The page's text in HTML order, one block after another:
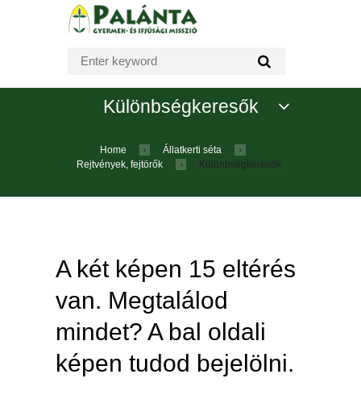
Különbségkeresők
Home
Állatkerti séta
Rejtvények, fejtörők
Különbségkeresők
A két képen 15 eltérés
van. Megtalálod
mindet? A bal oldali
képen tudod bejelölni.